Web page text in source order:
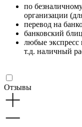
по
организации
перевод на
банковский
любые
т.д. наличный
Отзывы